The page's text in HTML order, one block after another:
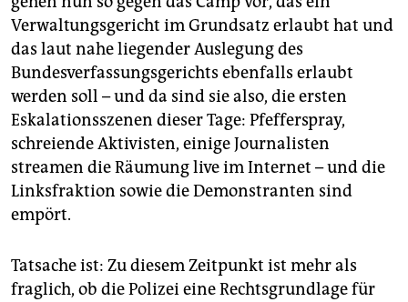
Verwaltungsgericht im Grundsatz erlaubt hat und
das laut nahe liegender Auslegung des
Bundesverfassungsgerichts ebenfalls erlaubt
werden soll – und da sind sie also, die ersten
Eskalationsszenen dieser Tage: Pfefferspray,
schreiende Aktivisten, einige Journalisten
streamen die Räumung live im Internet – und die
Linksfraktion sowie die Demonstranten sind
empört.
Tatsache ist: Zu diesem Zeitpunkt ist mehr als
fraglich, ob die Polizei eine Rechtsgrundlage für